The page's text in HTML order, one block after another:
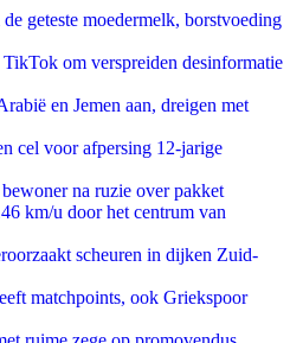
geteste moedermelk, borstvoeding
om verspreiden desinformatie
en Jemen aan, dreigen met
cel voor afpersing 12-jarige
na ruzie over pakket
km/u door het centrum van
scheuren in dijken Zuid-
matchpoints, ook Griekspoor